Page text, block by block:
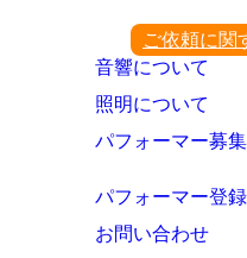
ご依頼に関
音響について
照明について
パフォーマー募集
パフォーマー登
お問い合わせ